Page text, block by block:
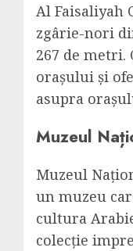
Al Faisaliyah
zgârie-nori
267 de metri.
orașului și
asupra
Muzeul
Muzeul
un muzeu
cultura
colecție